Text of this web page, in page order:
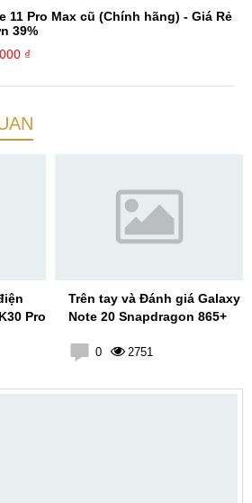
11 Pro Max cũ (Chính hãng) - Giá Rẻ
39%
₫
Pro
Trên tay và Đánh giá Galaxy
Note 20 Snapdragon 865+
0 2751